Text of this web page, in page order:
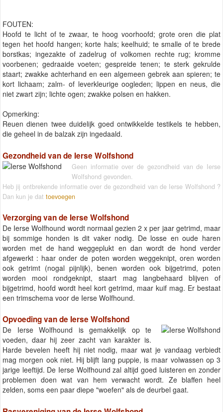
FOUTEN:
Hoofd te licht of te zwaar, te hoog voorhoofd; grote oren die plat
tegen het hoofd hangen; korte hals; keelhuid; te smalle of te brede
borstkas; ingezakte of zadelrug of volkomen rechte rug; kromme
voorbenen; gedraaide voeten; gespreide tenen; te sterk gekrulde
staart; zwakke achterhand en een algemeen gebrek aan spieren; te
kort lichaam; zalm- of leverkleurige oogleden; lippen en neus, die
niet zwart zijn; lichte ogen; zwakke polsen en hakken.
Opmerking:
Reuen dienen twee duidelijk goed ontwikkelde testikels te hebben,
die geheel in de balzak zijn ingedaald.
Gezondheid van de Ierse Wolfshond
Geen informatie over de gezondheid van de Ierse
Wolfshond gevonden.
Heb jij ontbrekende informatie over de gezondheid van de Ierse Wolfshond ?
Dan kun je dat toevoegen
Verzorging van de Ierse Wolfshond
De Ierse Wolfhound wordt normaal gezien 2 x per jaar getrimd, maar
bij sommige honden is dit vaker nodig. De losse en oude haren
worden met de hand weggeplukt en dan wordt de hond verder
afgewerkt : haar onder de poten worden weggeknipt, oren worden
ook getrimt (nogal pijnlijk), benen worden ook bijgetrimd, poten
worden mooi rondgeknipt, staart mag langbehaard blijven of
bijgetrimd, hoofd wordt heel kort getrimd, maar kuif mag. Er bestaat
een trimschema voor de Ierse Wolfhound.
Opvoeding van de Ierse Wolfshond
De Ierse Wolfhound is gemakkelijk op te
voeden, daar hij zeer zacht van karakter is.
Harde bevelen heeft hij niet nodig, maar wat je vandaag verbiedt
mag morgen ook niet. Hij blijft lang puppie, is maar volwassen op 3
jarige leeftijd. De Ierse Wolfhound zal altijd goed luisteren en zonder
problemen doen wat van hem verwacht wordt. Ze blaffen heel
zelden, soms een paar diepe "woefen" als de deurbel gaat.